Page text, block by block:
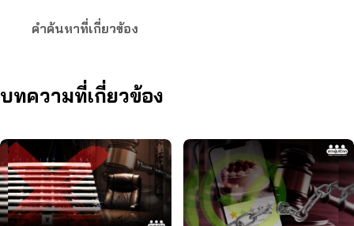
คำค้นหาที่เกี่ยวข้อง
บทความที่เกี่ยวข้อง